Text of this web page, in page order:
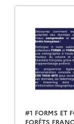
#1 FORMS ET
FORÊTS